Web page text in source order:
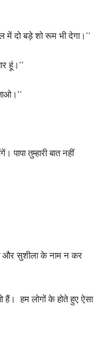
में दो बड़े शो रूम भी देगा।‘’
हूं।‘’
पापा तुम्हारी बात नहीं
और सुशीला के नाम न कर
हैं। हम लोगों के होते हुए ऐसा